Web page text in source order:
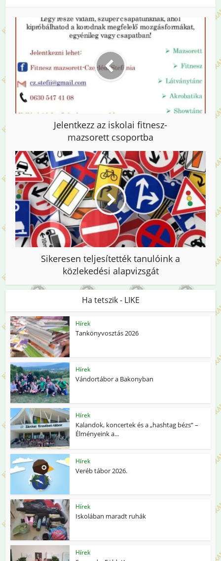
Jelentkezz az iskolai fitnesz-
mazsorett csoportba
Sikeresen teljesítették tanulóink a
közlekedési alapvizsgát
Ha tetszik - LIKE
Hírek
Tankönyvosztás 2026
Hírek
Vándortábor a Bakonyban
Hírek
Kalandok, koncertek és a „hashtag bézs” –
Élményeink a...
Hírek
Veréb tábor 2026.
Hírek
Iskolában maradt ruhák
Hírek